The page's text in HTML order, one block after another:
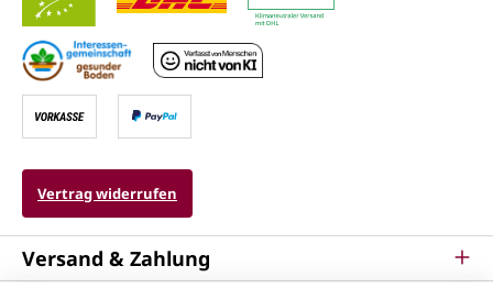
Vertrag widerrufen
Versand & Zahlung